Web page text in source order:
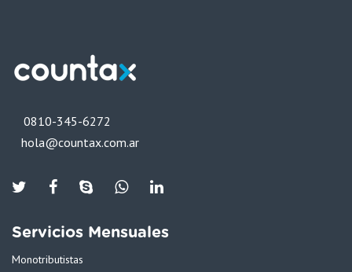
0810-345-6272
hola@countax.com.ar
TwiterFacebook
SkypeWhatsAppLinkedin
Servicios Mensuales
Monotributistas